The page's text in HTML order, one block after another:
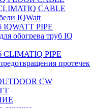
CABLE
IQWatt
IQWATT PIPE
обогрева труб IQ
CLIMATIQ PIPE
протечек
CW